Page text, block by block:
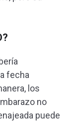
fecha
los
no
puede